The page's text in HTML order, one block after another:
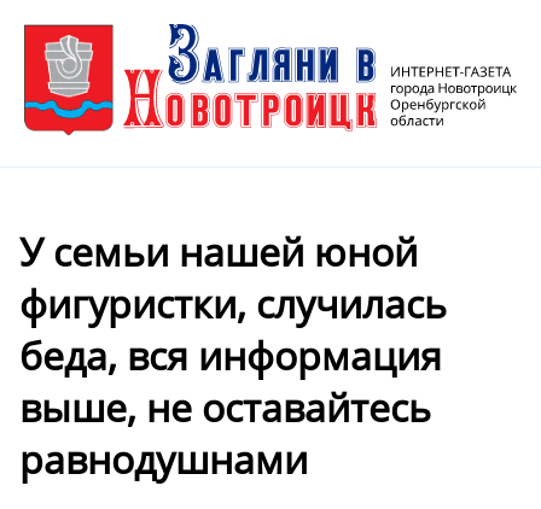
️У семьи нашей юной
фигуристки, случилась
беда, вся информация
выше, не оставайтесь
равнодушнами